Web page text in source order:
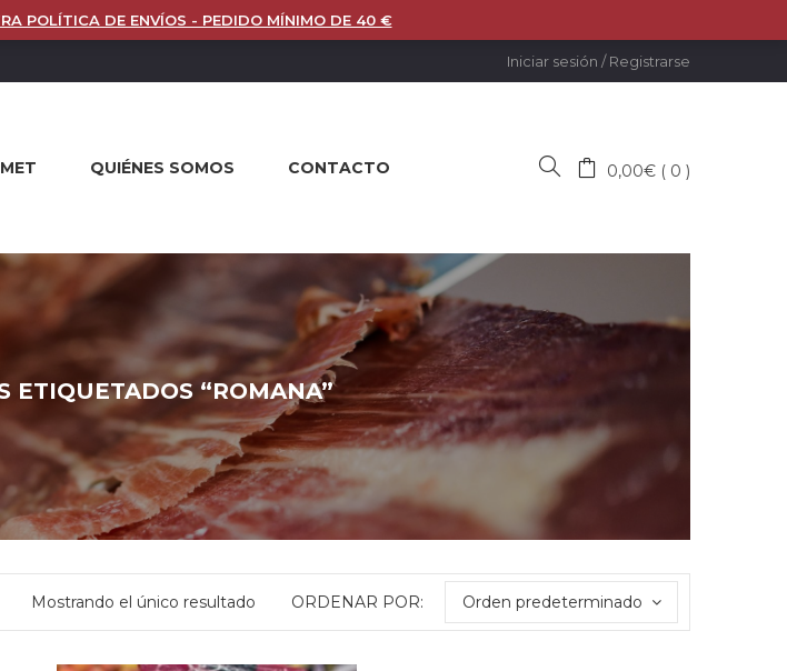
Iniciar sesión / Registrarse
QUIÉNES SOMOS CONTACTO 0,00€ 0
ETIQUETADOS “ROMANA”
Mostrando el único resultado ORDENAR POR: Orden predeterminado
POLÍTICA DE ENVÍOS - PEDIDO MÍNIMO DE 40 €